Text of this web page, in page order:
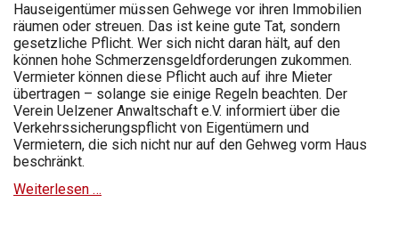
Hauseigentümer müssen Gehwege vor ihren Immobilien
räumen oder streuen. Das ist keine gute Tat, sondern
gesetzliche Pflicht. Wer sich nicht daran hält, auf den
können hohe Schmerzensgeldforderungen zukommen.
Vermieter können diese Pflicht auch auf ihre Mieter
übertragen – solange sie einige Regeln beachten. Der
Verein Uelzener Anwaltschaft e.V. informiert über die
Verkehrssicherungspflicht von Eigentümern und
Vermietern, die sich nicht nur auf den Gehweg vorm Haus
beschränkt.
Weiterlesen …